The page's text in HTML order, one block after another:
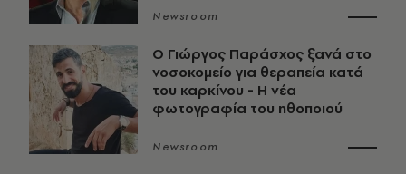
Newsroom
O Γιώργος Παράσχος ξανά στο
νοσοκομείο για θεραπεία κατά
του καρκίνου - Η νέα
φωτογραφία του ηθοποιού
Newsroom